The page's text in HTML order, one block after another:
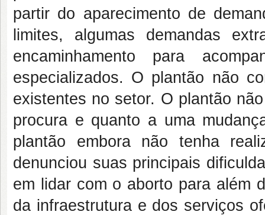
partir do aparecimento de
limites, algumas demandas
encaminhamento para
especializados. O plantão não
existentes no setor. O plantão
procura e quanto a uma
plantão embora não tenha
denunciou suas principais
em lidar com o aborto para além
da infraestrutura e dos serviços